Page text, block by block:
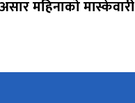
महिनाको मास्केवारी